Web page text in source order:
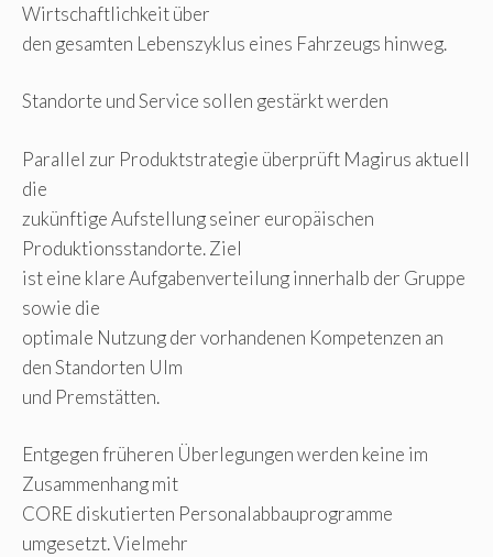
Wirtschaftlichkeit über
den gesamten Lebenszyklus eines Fahrzeugs hinweg.
Standorte und Service sollen gestärkt werden
Parallel zur Produktstrategie überprüft Magirus aktuell
die
zukünftige Aufstellung seiner europäischen
Produktionsstandorte. Ziel
ist eine klare Aufgabenverteilung innerhalb der Gruppe
sowie die
optimale Nutzung der vorhandenen Kompetenzen an
den Standorten Ulm
und Premstätten.
Entgegen früheren Überlegungen werden keine im
Zusammenhang mit
CORE diskutierten Personalabbauprogramme
umgesetzt. Vielmehr